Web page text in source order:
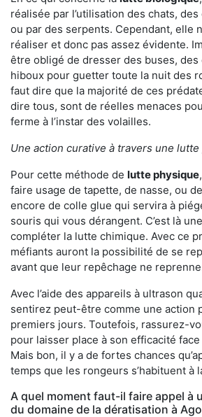
réalisée par l’utilisation des chats,
ou par des serpents. Cependant, elle
réaliser et donc pas assez évidente.
être obligé de dresser des buses,
hiboux pour guetter toute la nuit des
faut dire que la majorité de ces
dire tous, sont de réelles menaces
ferme à l’instar des volailles.
Une action curative à travers une
Pour cette méthode de lutte physique
faire usage de tapette, de nasse, ou
encore de colle glue qui servira à
souris qui vous dérangent. C’est là
compléter la lutte chimique. Avec ce
méfiants auront la possibilité de se
avant que leur repêchage ne
Avec l’aide des appareils à ultrason
sentirez peut-être comme une action
premiers jours. Toutefois, rassurez-
pour laisser place à son efficacité
Mais bon, il y a de fortes chances
temps que les rongeurs s’habituent à
A quel moment faut-il faire appel à
du domaine de la dératisation à